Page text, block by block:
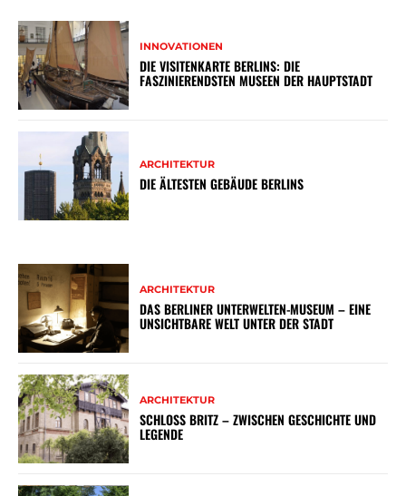
INNOVATIONEN
DIE VISITENKARTE BERLINS: DIE
FASZINIERENDSTEN MUSEEN DER HAUPTSTADT
ARCHITEKTUR
DIE ÄLTESTEN GEBÄUDE BERLINS
ARCHITEKTUR
DAS BERLINER UNTERWELTEN-MUSEUM – EINE
UNSICHTBARE WELT UNTER DER STADT
ARCHITEKTUR
SCHLOSS BRITZ – ZWISCHEN GESCHICHTE UND
LEGENDE